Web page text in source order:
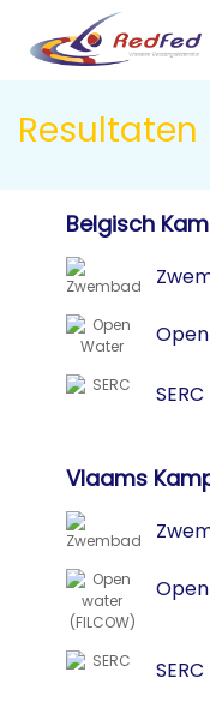
Resultaten
Belgisch
SERC
Vlaams
SERC